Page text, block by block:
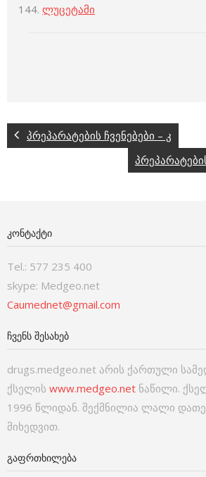
ლუცეტამი
პრეპარატების ჩვენებები – კ
ᲙᲝᲜᲢᲐᲥᲢᲘ
Tel.: 577 235 400
skype: Medgeo.net
Caumednet@gmail.com
ᲩᲕᲔᲜᲡ ᲨᲔᲡᲐᲮᲔᲑ
drugs.medgeo.net არის ქართული
ქსელის www.medgeo.net ნაწილი.
1996 წლიდან. შექმნილია ლალი
მიხედვით.
ᲒᲐᲤᲠᲗᲮᲘᲚᲔᲑᲐ